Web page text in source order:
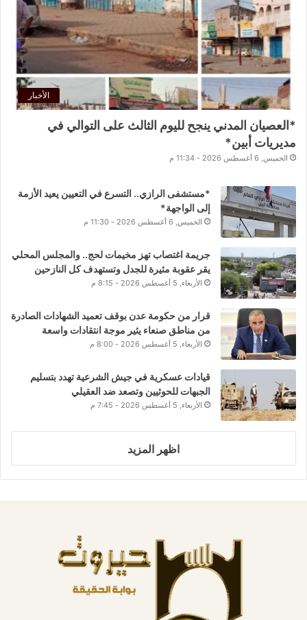
الأخبار
*العصيان المدني ينجح لليوم الثالث على التوالي في
مديريات أبين*
الخميس, 6 أغسطس 2026 - 11:34 م
*مستشفى الرازي.. التسرع في التعيين يعيد الأزمة
إلى الواجهة*
الخميس, 6 أغسطس 2026 - 11:30 م
جريمة اغتصاب تهز مخيمات لحج.. والمجلس المحلي
يقر عقوبة مثيرة للجدل وتستهدف كل النازحين
الأربعاء, 5 أغسطس 2026 - 8:15 م
قرار من حكومة عدن بوقف تعميد الشهادات الصادرة
من مناطق صنعاء يثير موجة انتقادات واسعة
الأربعاء, 5 أغسطس 2026 - 8:00 م
قيادات عسكرية في جيش الشرعية تهدد بتسليم
الجبهات للحوثيين وتصعد ضد العقيلي
الأربعاء, 5 أغسطس 2026 - 7:45 م
اظهر المزيد